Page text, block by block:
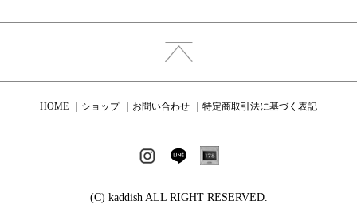
HOME ショップ お問い合わせ 特定商取引法に基づく表記
(C) kaddish ALL RIGHT RESERVED.